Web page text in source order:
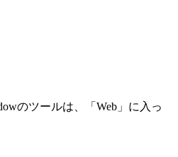
のツールは、「Web」に入っ